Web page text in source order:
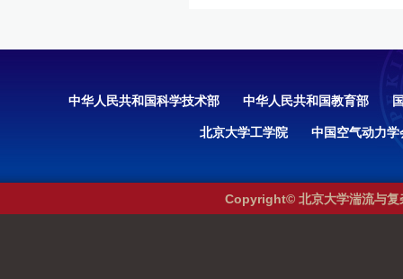
中华人民共和国科学技术部 中华人民共和国教育部
北京大学工学院 中国空气动力学
Copyright© 北京大学湍流与